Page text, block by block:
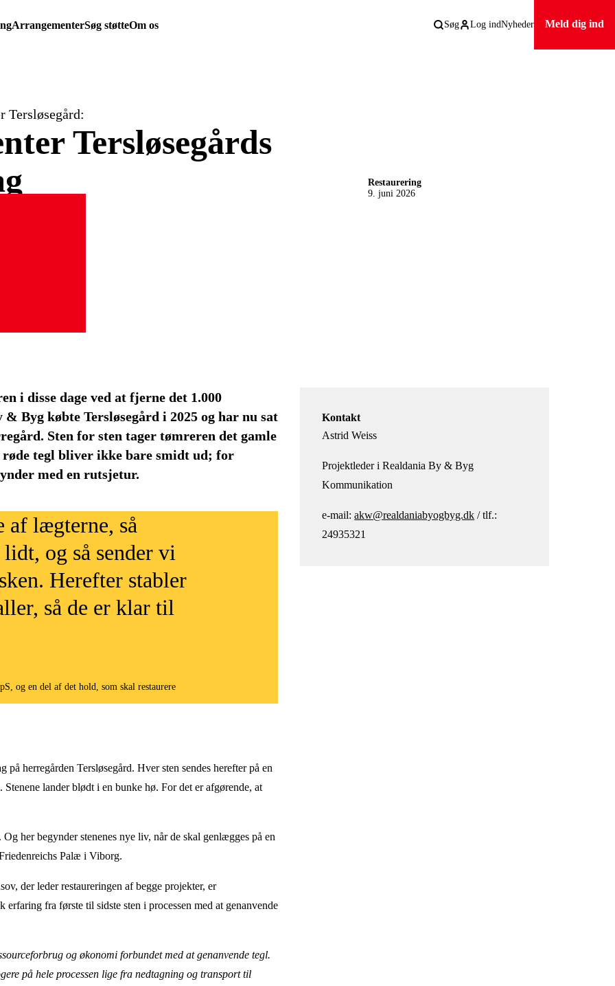
ArrangementerSøg støtteOm os Søg Log indNyheder Meld dig ind
Tersløsegård:
Tersløsegårds
Restaurering
9. juni 2026
i disse dage ved at fjerne det 1.000
Byg købte Tersløsegård i 2025 og har nu sat
Sten for sten tager tømreren det gamle
røde tegl bliver ikke bare smidt ud; for
med en rutsjetur.
af lægterne, så
og så sender vi
Herefter stabler
så de er klar til
og en del af det hold, som skal restaurere
på herregården Tersløsegård. Hver sten sendes herefter på en
lander blødt i en bunke hø. For det er afgørende, at
her begynder stenenes nye liv, når de skal genlægges på en
Palæ i Viborg.
der leder restaureringen af begge projekter, er
fra første til sidste sten i processen med at genanvende
og økonomi forbundet med at genanvende tegl.
på hele processen lige fra nedtagning og transport til
Kontakt
Astrid Weiss
Projektleder i Realdania By & Byg
Kommunikation
e-mail:akw@realdaniabyogbyg.dk / tlf.:
24935321